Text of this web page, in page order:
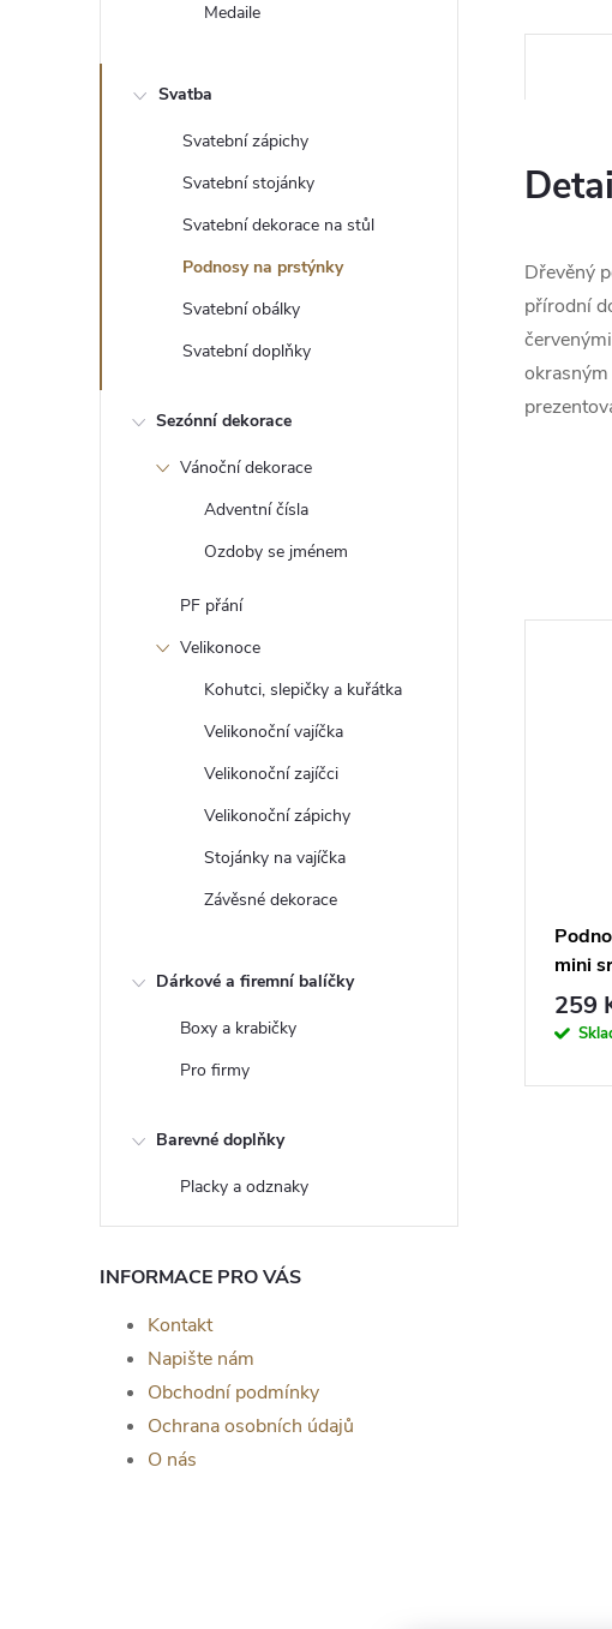
e
Medaile
Svatba
Svatební zápichy
Svatební stojánky
Svatební dekorace na stůl
Podnosy na prstýnky
Svatební obálky
Svatební doplňky
Sezónní dekorace
Vánoční dekorace
Adventní čísla
Ozdoby se jménem
PF přání
Velikonoce
Kohutci, slepičky a kuřátka
Velikonoční vajíčka
Velikonoční zajíčci
Velikonoční zápichy
Stojánky na vajíčka
Závěsné dekorace
Dárkové a firemní balíčky
Boxy a krabičky
Pro firmy
Barevné doplňky
Placky a odznaky
INFORMACE PRO VÁS
Kontakt
Napište nám
Obchodní podmínky
Ochrana osobních údajů
O nás
Dřevěný
přírodní
novomanželů
Skladem
mini
259